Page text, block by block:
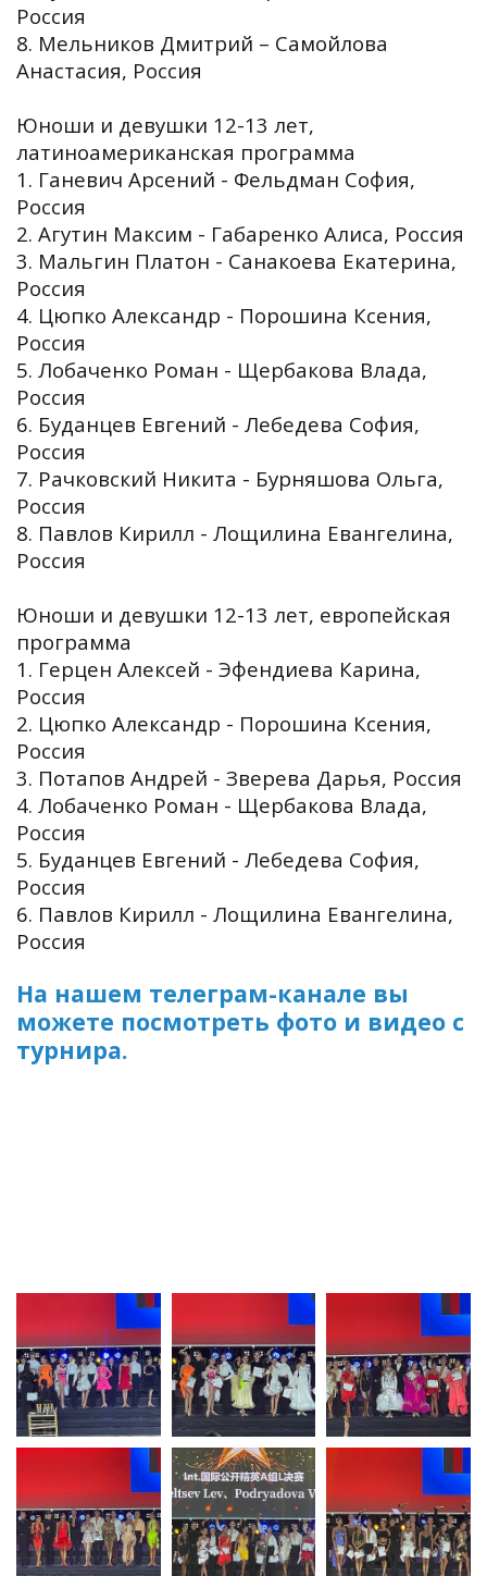
Россия
8. Мельников Дмитрий – Самойлова
Анастасия, Россия
Юноши и девушки 12-13 лет,
латиноамериканская программа
1. Ганевич Арсений - Фельдман София,
Россия
2. Агутин Максим - Габаренко Алиса, Россия
3. Мальгин Платон - Санакоева Екатерина,
Россия
4. Цюпко Александр - Порошина Ксения,
Россия
5. Лобаченко Роман - Щербакова Влада,
Россия
6. Буданцев Евгений - Лебедева София,
Россия
7. Рачковский Никита - Бурняшова Ольга,
Россия
8. Павлов Кирилл - Лощилина Евангелина,
Россия
Юноши и девушки 12-13 лет, европейская
программа
1. Герцен Алексей - Эфендиева Карина,
Россия
2. Цюпко Александр - Порошина Ксения,
Россия
3. Потапов Андрей - Зверева Дарья, Россия
4. Лобаченко Роман - Щербакова Влада,
Россия
5. Буданцев Евгений - Лебедева София,
Россия
6. Павлов Кирилл - Лощилина Евангелина,
Россия
На нашем телеграм-канале вы
можете посмотреть фото и видео с
турнира.